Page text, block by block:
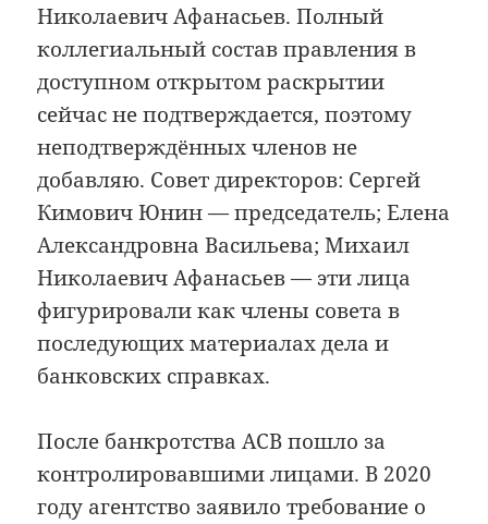
Николаевич Афанасьев. Полный
коллегиальный состав правления в
доступном открытом раскрытии
сейчас не подтверждается, поэтому
неподтверждённых членов не
добавляю. Совет директоров: Сергей
Кимович Юнин — председатель; Елена
Александровна Васильева; Михаил
Николаевич Афанасьев — эти лица
фигурировали как члены совета в
последующих материалах дела и
банковских справках.
После банкротства АСВ пошло за
контролировавшими лицами. В 2020
году агентство заявило требование о